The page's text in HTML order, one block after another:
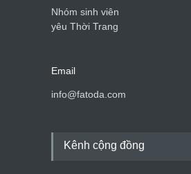
Nhóm sinh viên
yêu Thời Trang
Email
info@fatoda.com
Kênh cộng đồng